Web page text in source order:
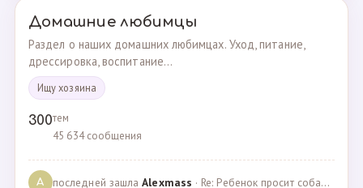
Домашние любимцы
Раздел о наших домашних любимцах. Уход, питание,
дрессировка, воспитание...
Ищу хозяина
300тем
45 634 сообщения
A последней зашлаAlexmass · Re: Ребенок просит собаку, посоветуйте какую породу… · 30.03.2025